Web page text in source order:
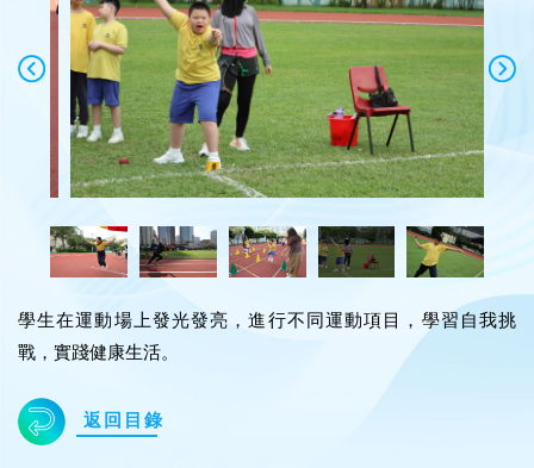
學生在運動場上發光發亮，進行不同運動項目，學習自我挑
戰，實踐健康生活。
返回目錄